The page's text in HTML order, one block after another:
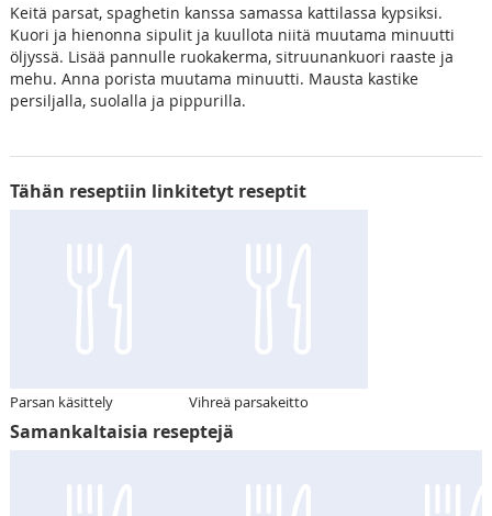
Keitä parsat, spaghetin kanssa samassa kattilassa kypsiksi.
Kuori ja hienonna sipulit ja kuullota niitä muutama minuutti
öljyssä. Lisää pannulle ruokakerma, sitruunankuori raaste ja
mehu. Anna porista muutama minuutti. Mausta kastike
persiljalla, suolalla ja pippurilla.
Tähän reseptiin linkitetyt reseptit
Parsan käsittely Vihreä parsakeitto
Samankaltaisia reseptejä